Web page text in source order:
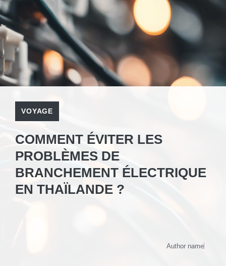
VOYAGE
COMMENT ÉVITER LES
PROBLÈMES DE
BRANCHEMENT ÉLECTRIQUE
EN THAÏLANDE ?
Author name